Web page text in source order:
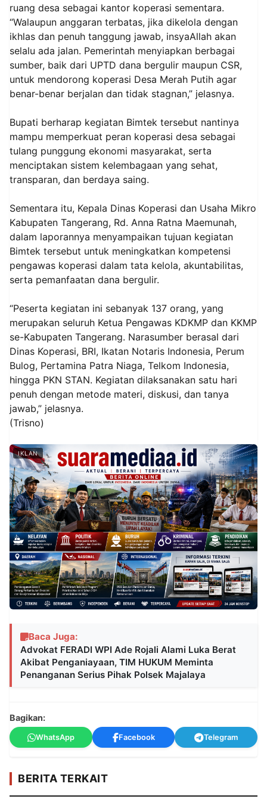
ruang desa sebagai kantor koperasi sementara.
“Walaupun anggaran terbatas, jika dikelola dengan
ikhlas dan penuh tanggung jawab, insyaAllah akan
selalu ada jalan. Pemerintah menyiapkan berbagai
sumber, baik dari UPTD dana bergulir maupun CSR,
untuk mendorong koperasi Desa Merah Putih agar
benar-benar berjalan dan tidak stagnan,” jelasnya.
Bupati berharap kegiatan Bimtek tersebut nantinya
mampu memperkuat peran koperasi desa sebagai
tulang punggung ekonomi masyarakat, serta
menciptakan sistem kelembagaan yang sehat,
transparan, dan berdaya saing.
Sementara itu, Kepala Dinas Koperasi dan Usaha Mikro
Kabupaten Tangerang, Rd. Anna Ratna Maemunah,
dalam laporannya menyampaikan tujuan kegiatan
Bimtek tersebut untuk meningkatkan kompetensi
pengawas koperasi dalam tata kelola, akuntabilitas,
serta pemanfaatan dana bergulir.
“Peserta kegiatan ini sebanyak 137 orang, yang
merupakan seluruh Ketua Pengawas KDKMP dan KKMP
se-Kabupaten Tangerang. Narasumber berasal dari
Dinas Koperasi, BRI, Ikatan Notaris Indonesia, Perum
Bulog, Pertamina Patra Niaga, Telkom Indonesia,
hingga PKN STAN. Kegiatan dilaksanakan satu hari
penuh dengan metode materi, diskusi, dan tanya
jawab,” jelasnya.
(Trisno)
IKLAN
Baca Juga:
Advokat FERADI WPI Ade Rojali Alami Luka Berat
Akibat Penganiayaan, TIM HUKUM Meminta
Penanganan Serius Pihak Polsek Majalaya
Bagikan:
WhatsApp Facebook Telegram
BERITA TERKAIT